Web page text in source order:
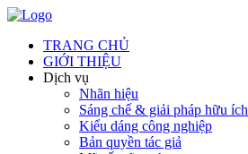
TRANG CHỦ
GIỚI THIỆU
Dịch vụ
Nhãn hiệu
Sáng chế & giải pháp hữu ích
Kiểu dáng công nghiệp
Bản quyền tác giả